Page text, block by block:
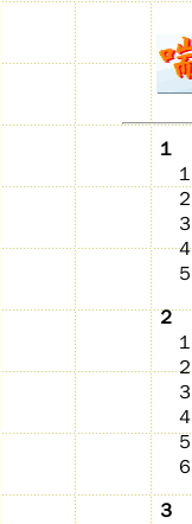
１
１
２
３
４
５
１
２
３
４
５
６
３